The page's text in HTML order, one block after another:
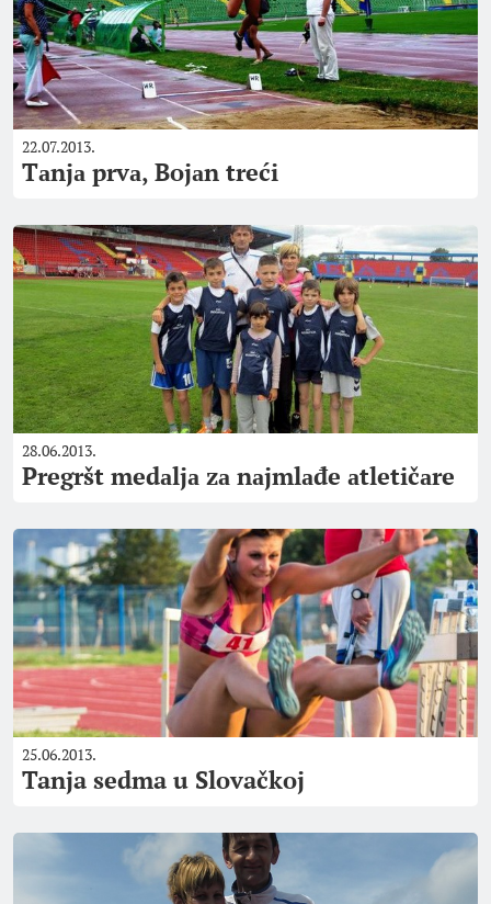
22.07.2013.
Tаnjа prvа, Bojаn treći
28.06.2013.
Pregršt medаljа zа nаjmlаđe аtletičаre
25.06.2013.
Tanja sedma u Slovačkoj